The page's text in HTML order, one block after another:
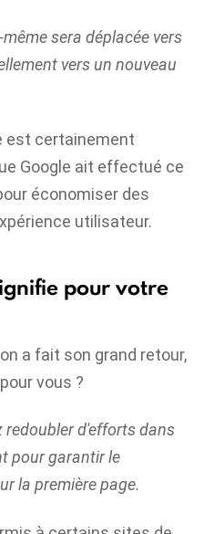
sera déplacée vers
vers un nouveau
est certainement
Google ait effectué ce
économiser des
utilisateur.
pour votre
a fait son grand retour,
vous ?
redoubler d'efforts dans
pour garantir le
la première page.